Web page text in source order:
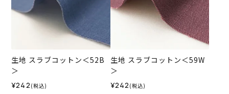
生地 スラブコットン＜52B
＞
¥242 (税込)
生地 スラブコットン＜59W
＞
¥242 (税込)